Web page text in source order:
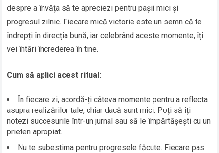
despre a învăța să te apreciezi pentru pașii mici și
progresul zilnic. Fiecare mică victorie este un semn că te
îndrepți în direcția bună, iar celebrând aceste momente, îți
vei întări încrederea în tine.
Cum să aplici acest ritual:
În fiecare zi, acordă-ți câteva momente pentru a reflecta
asupra realizărilor tale, chiar dacă sunt mici. Poți să îți
notezi succesurile într-un jurnal sau să le împărtășești cu un
prieten apropiat.
Nu te subestima pentru progresele făcute. Fiecare pas